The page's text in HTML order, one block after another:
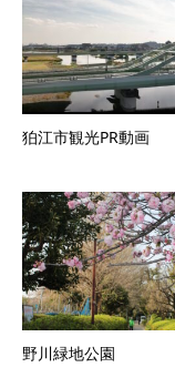
狛江市観光PR動画
野川緑地公園